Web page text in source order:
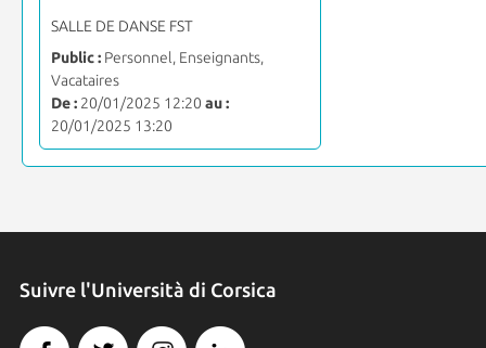
SALLE DE DANSE FST
Public :Personnel, Enseignants,
Vacataires
De :20/01/2025 12:20 au :
20/01/2025 13:20
Suivre l'Università di Corsica